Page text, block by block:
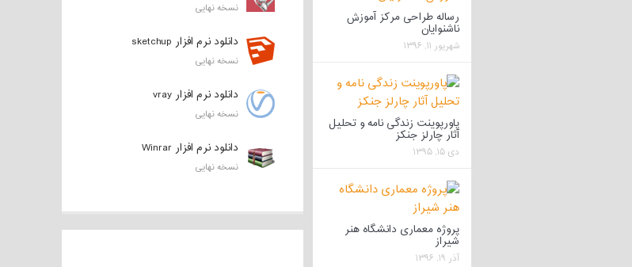
رساله طراحی مرکز آموزش
ناشنوایان
شهریور ۱۱, ۱۳۹۶
پاورپوینت زندگی نامه و تحلیل
آثار چارلز جنکز
دی ۱۵, ۱۳۹۵
پروژه معماری دانشگاه هنر
شیراز
آذر ۱۹, ۱۳۹۶
نسخه نهایی
دانلود نرم افزار sketchup
نسخه نهایی
دانلود نرم افزار vray
نسخه نهایی
دانلود نرم افزار Winrar
نسخه نهایی